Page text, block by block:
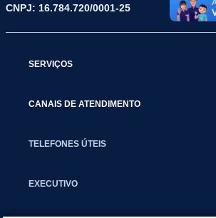
CNPJ: 16.784.720/0001-25
SERVIÇOS
CANAIS DE ATENDIMENTO
TELEFONES ÚTEIS
EXECUTIVO